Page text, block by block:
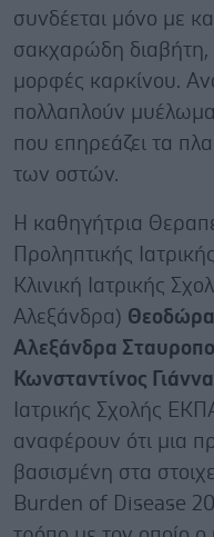
συνδέεται μόνο με
σακχαρώδη διαβήτη,
μορφές καρκίνου.
πολλαπλούν
που επηρεάζει τα
των οστών.
Η καθηγήτρια
Προληπτικής
Κλινική Ιατρικής
Αλεξάνδρα)
Αλεξάνδρα
Κωνσταντίνος
Ιατρικής Σχολής
αναφέρουν ότι μια
βασισμένη στα
Burden of Disease